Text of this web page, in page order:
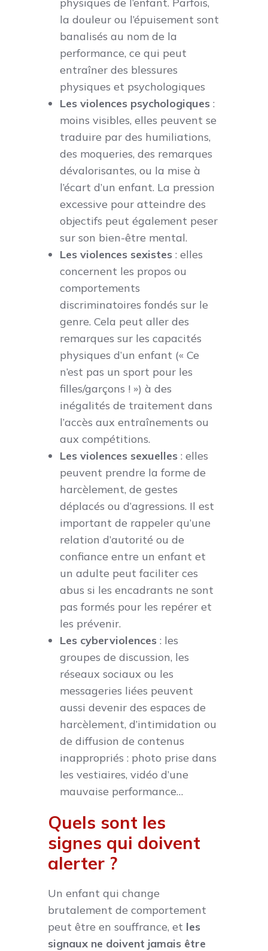
la douleur ou l’épuisement sont
banalisés au nom de la
performance, ce qui peut
entraîner des blessures
physiques et psychologiques
Les violences psychologiques :
moins visibles, elles peuvent se
traduire par des humiliations,
des moqueries, des remarques
dévalorisantes, ou la mise à
l’écart d’un enfant. La pression
excessive pour atteindre des
objectifs peut également peser
sur son bien-être mental.
Les violences sexistes : elles
concernent les propos ou
comportements
discriminatoires fondés sur le
genre. Cela peut aller des
remarques sur les capacités
physiques d’un enfant (« Ce
n’est pas un sport pour les
filles/garçons ! ») à des
inégalités de traitement dans
l’accès aux entraînements ou
aux compétitions.
Les violences sexuelles : elles
peuvent prendre la forme de
harcèlement, de gestes
déplacés ou d’agressions. Il est
important de rappeler qu’une
relation d’autorité ou de
confiance entre un enfant et
un adulte peut faciliter ces
abus si les encadrants ne sont
pas formés pour les repérer et
les prévenir.
Les cyberviolences : les
groupes de discussion, les
réseaux sociaux ou les
messageries liées peuvent
aussi devenir des espaces de
harcèlement, d’intimidation ou
de diffusion de contenus
inappropriés : photo prise dans
les vestiaires, vidéo d’une
mauvaise performance…
Quels sont les
signes qui doivent
alerter ?
Un enfant qui change
brutalement de comportement
peut être en souffrance, et les
signaux ne doivent jamais être